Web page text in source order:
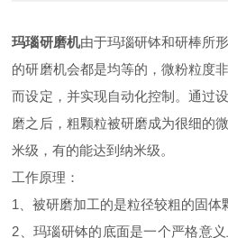
玛瑙研磨机由于玛瑙研钵和研棒所
的研磨机会都是均等的，微粉粒度
而设定，并实现自动化控制。通过
磨之后，粗颗粒被研磨成为很细的
米级，有的能达到纳米级。
工作原理：
1、被研磨加工的是粒径较粗的固体
2、玛瑙研钵的底面是一个严格意